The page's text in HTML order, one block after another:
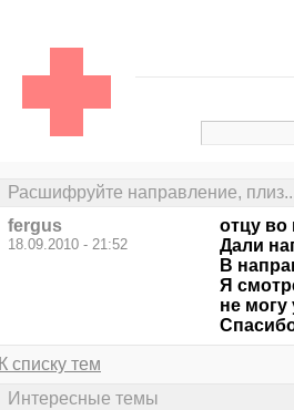
Расшифруйте направление,
fergus
18.09.2010 - 21:52
отцу во
Дали
В
Я
не
К списку тем
Интересные темы